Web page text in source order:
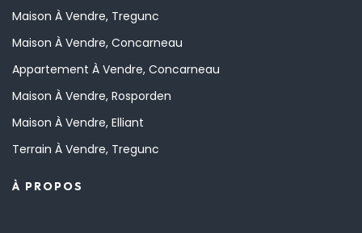
Maison À Vendre, Tregunc
Maison À Vendre, Concarneau
Appartement À Vendre, Concarneau
Maison À Vendre, Rosporden
Maison À Vendre, Elliant
Terrain À Vendre, Tregunc
À PROPOS